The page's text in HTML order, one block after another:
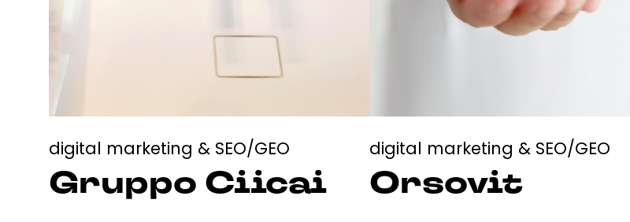
digital marketing & SEO/GEO
Gruppo Ciicai
digital marketing & SEO/GEO
Orsovit